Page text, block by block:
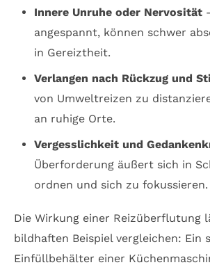
Innere Unruhe oder Nervosität
angespannt, können schwer
in Gereiztheit.
Verlangen nach Rückzug und
von Umweltreizen zu
an ruhige Orte.
Vergesslichkeit und
Überforderung äußert sich in
ordnen und sich zu fokussieren.
Die Wirkung einer Reizüberflutung
bildhaften Beispiel vergleichen:
Einfüllbehälter einer